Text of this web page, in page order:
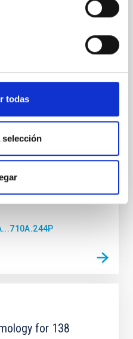
todas
selección
an integrated
due to
time observations,
in solar physics
images;
al.
for 138